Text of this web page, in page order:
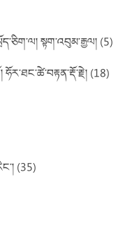
སྟག་འབུམ་རྒྱལ། (5)
(18)
(35)